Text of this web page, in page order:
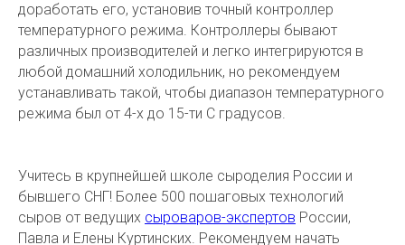
доработать его, установив точный контроллер
температурного режима. Контроллеры бывают
различных производителей и легко интегрируются в
любой домашний холодильник, но рекомендуем
устанавливать такой, чтобы диапазон температурного
режима был от 4-х до 15-ти С градусов.
Учитесь в крупнейшей школе сыроделия России и
бывшего СНГ! Более 500 пошаговых технологий
сыров от ведущих сыроваров-экспертов России,
Павла и Елены Куртинских. Рекомендуем начать